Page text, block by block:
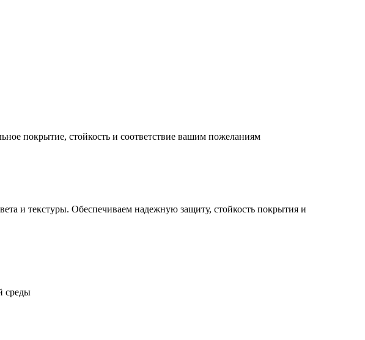
покрытие, стойкость и соответствие вашим пожеланиям
и текстуры. Обеспечиваем надежную защиту, стойкость покрытия и
среды